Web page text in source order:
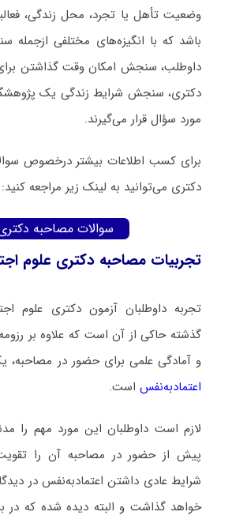
وضعیت تأهل یا تجرد، محل زندگی،
باشد که با انگیزه‌های مختلفی ازجمله
داوطلب، سنجش امکان وقت گذاشتن
دکتری، سنجش شرایط زندگی یک
مورد سؤال قرار می‌گیرند.
برای کسب اطلاعات بیشتر درخصوص
دکتری می‌توانید به لینک زیر مراجعه کنید:
سوالات مصاحبه
تجربیات مصاحبه دکتری علوم
تجربه داوطلبان آزمون دکتری علوم
گذشته حاکی از آن است که علاوه بر
و آمادگی علمی برای حضور در مصاحبه،
اعتمادبه‌نفساست.
لازم است داوطلبان این مورد مهم را
پیش از حضور در مصاحبه آن را
شرایط عادی داشتن اعتمادبه‌نفس در
خواهد گذاشت و البته دیده شده که در